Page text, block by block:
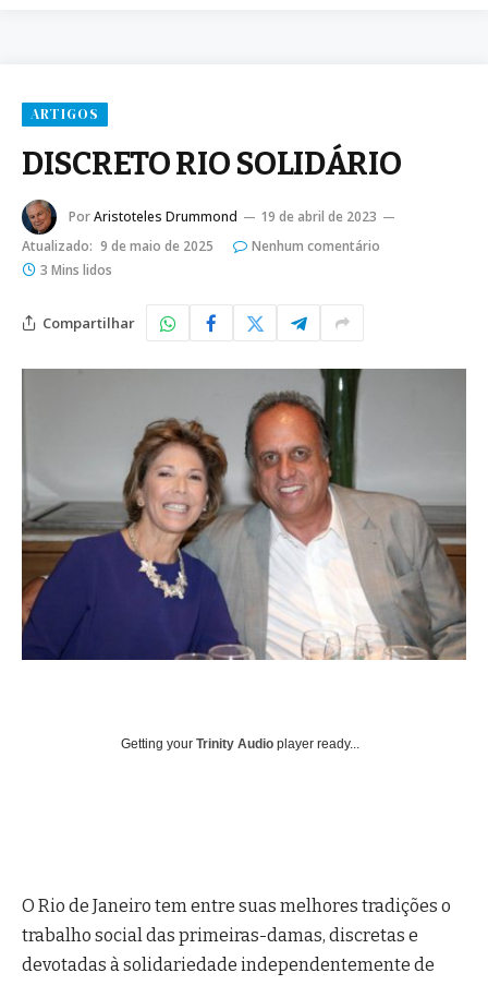
ARTIGOS
DISCRETO RIO SOLIDÁRIO
PorAristoteles Drummond
19 de abril de 2023
Atualizado: 9 de maio de 2025
Nenhum comentário
3 Mins lidos
Compartilhar
Getting your Trinity Audio player ready...
O Rio de Janeiro tem entre suas melhores tradições o
trabalho social das primeiras-damas, discretas e
devotadas à solidariedade independentemente de